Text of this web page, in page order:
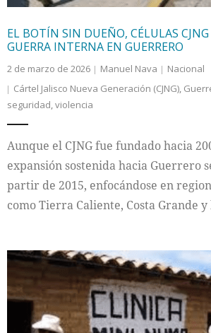
EL BOTÍN SIN DUEÑO, CÉLULAS
GUERRA INTERNA EN GUERRERO
2 de marzo de 2026 Manuel Nava
Nacional
Cártel Jalisco Nueva Generación (CJNG),
seguridad,violencia
Aunque el CJNG fue fundado hacia
expansión sostenida hacia Guerrero
partir de 2015, enfocándose en
como Tierra Caliente, Costa Grande